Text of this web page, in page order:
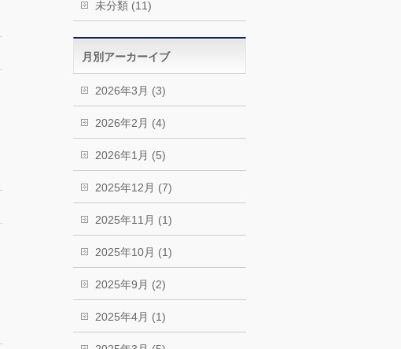
未分類 (11)
月別アーカーイブ
2026年3月 (3)
2026年2月 (4)
2026年1月 (5)
2025年12月 (7)
2025年11月 (1)
2025年10月 (1)
2025年9月 (2)
2025年4月 (1)